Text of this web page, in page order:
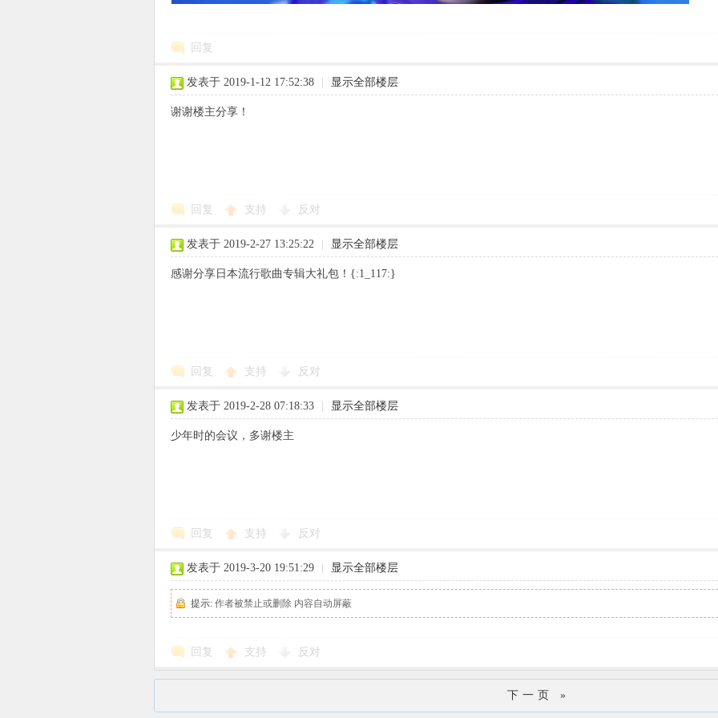
回复
发表于 2019-1-12 17:52:38 显示全部楼层
谢谢楼主分享！
回复 支持 反对
发表于 2019-2-27 13:25:22 显示全部楼层
感谢分享日本流行歌曲专辑大礼包！{:1_117:}
回复 支持 反对
发表于 2019-2-28 07:18:33 显示全部楼层
少年时的会议，多谢楼主
回复 支持 反对
发表于 2019-3-20 19:51:29 显示全部楼层
提示: 作者被禁止或删除 内容自动屏蔽
回复 支持 反对
下一页 »